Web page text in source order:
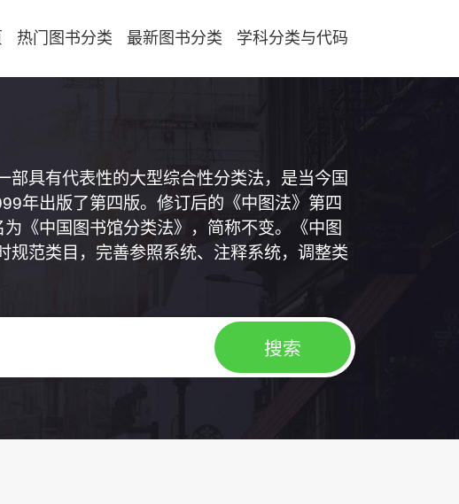
热门图书分类 最新图书分类 学科分类与代码
部具有代表性的大型综合性分类法，是当今国
年出版了第四版。修订后的《中图法》第四
《中国图书馆分类法》，简称不变。《中图
规范类目，完善参照系统、注释系统，调整类